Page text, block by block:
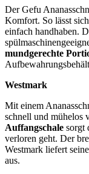
Der Gefu
Komfort. So lässt
einfach handhaben.
mundgerechte
Westmark
Mit einem
schnell und mühelos
Auffangschale sorgt
verloren geht. Der
Westmark liefert
aus.